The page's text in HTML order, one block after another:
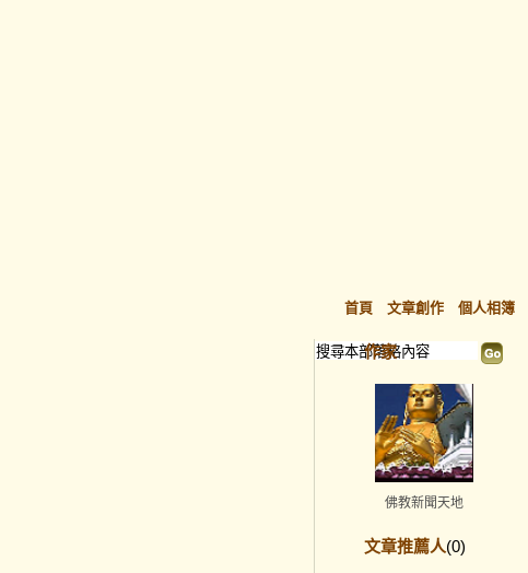
首頁 文章創作 個人相簿
作家
佛教新聞天地
文章推薦人(0)